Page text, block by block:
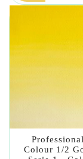
Colour 1/2